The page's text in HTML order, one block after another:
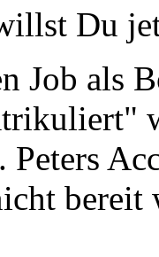
Du
Job als
Peters